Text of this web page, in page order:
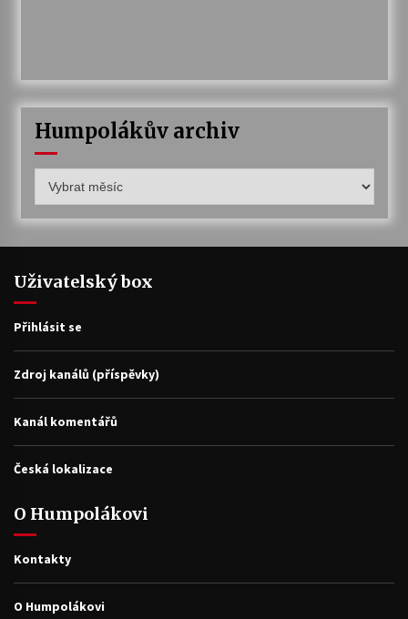
Humpolákův archiv
archiv
Uživatelský box
Přihlásit se
Zdroj kanálů (příspěvky)
Kanál komentářů
Česká lokalizace
O Humpolákovi
Kontakty
O Humpolákovi